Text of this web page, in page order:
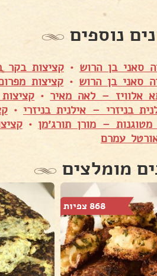
נוספים
סאני בן הרוש•קציצות
סאני בן הרוש•קציצות
אלוויז – לאה מאיר•
בניזרי – אילנית בניזרי •
– מורן תורג׳מן •
עמרם
מומלצים
868 צפיות